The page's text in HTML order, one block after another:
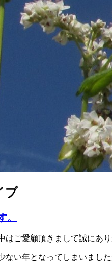
ブ
。
ご愛顧頂きまして誠にあ
ない年となってしまいまし